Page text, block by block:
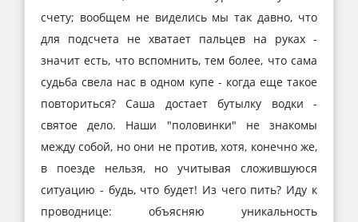
счету; вообщем не виделись мы так давно, что
для подсчета не хватает пальцев на руках -
значит есть, что вспомнить, тем более, что сама
судьба свела нас в одном купе - когда еще такое
повториться? Саша достает бутылку водки -
святое дело. Наши "половинки" не знакомы
между собой, но они не против, хотя, конечно же,
в поезде нельзя, но учитывая сложившуюся
ситуацию - будь, что будет! Из чего пить? Иду к
проводнице: объясняю уникальность